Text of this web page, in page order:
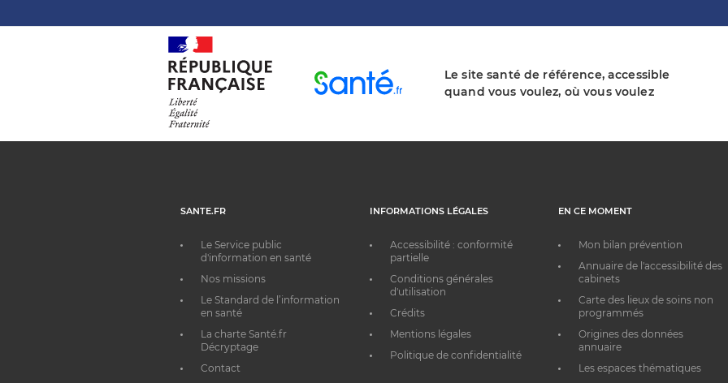
Le site santé de référence, accessible
quand vous voulez, où vous voulez
SANTE.FR
Le Service public
d'information en santé
Nos missions
Le Standard de l’information
en santé
La charte Santé.fr
Décryptage
Contact
INFORMATIONS LÉGALES
Accessibilité : conformité
partielle
Conditions générales
d'utilisation
Crédits
Mentions légales
Politique de confidentialité
EN CE MOMENT
Mon bilan prévention
Annuaire de l'accessibilité des
cabinets
Carte des lieux de soins non
programmés
Origines des données
annuaire
Les espaces thématiques